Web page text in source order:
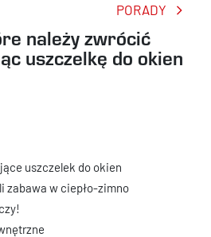
PORADY
należy zwrócić
uszczelkę do okien
uszczelek do okien
zabawa w ciepło-zimno